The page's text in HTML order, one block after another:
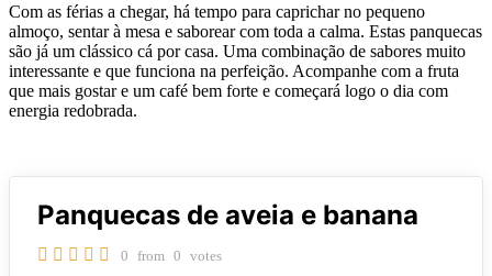
Com as férias a chegar, há tempo para caprichar no pequeno
almoço, sentar à mesa e saborear com toda a calma. Estas panquecas
são já um clássico cá por casa. Uma combinação de sabores muito
interessante e que funciona na perfeição. Acompanhe com a fruta
que mais gostar e um café bem forte e começará logo o dia com
energia redobrada.
Panquecas de aveia e banana
0 from 0 votes